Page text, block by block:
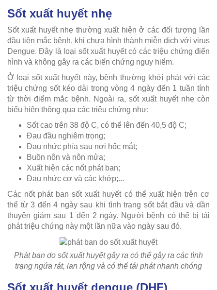
Sốt xuất huyết nhẹ
Sốt xuất huyết nhẹ thường xuất hiện ở các đối tượng lần
đầu tiên mắc bệnh, khi chưa hình thành miễn dịch với virus
Dengue. Đây là loại sốt xuất huyết có các triệu chứng điển
hình và không gây ra các biến chứng nguy hiểm.
Ở loại sốt xuất huyết này, bệnh thường khởi phát với các
triệu chứng sốt kéo dài trong vòng 4 ngày đến 1 tuần tính
từ thời điểm mắc bệnh. Ngoài ra, sốt xuất huyết nhẹ còn
biểu hiện thông qua các triệu chứng như:
Sốt cao trên 38 độ C, có thể lên đến 40,5 độ C;
Đau đầu nghiêm trọng;
Đau nhức phía sau nơi hốc mắt;
Buồn nôn và nôn mửa;
Xuất hiện các nốt phát ban;
Đau nhức cơ và các khớp;...
Các nốt phát ban sốt xuất huyết có thể xuất hiện trên cơ
thể từ 3 đến 4 ngày sau khi tình trạng sốt bắt đầu và dần
thuyên giảm sau 1 đến 2 ngày. Người bệnh có thể bị tái
phát triệu chứng này một lần nữa vào ngày sau đó.
Phát ban do sốt xuất huyết gây ra có thể gây ra các tình
trạng ngứa rát, lan rộng và có thể tái phát nhanh chóng
Sốt xuất huyết dengue (DHF)